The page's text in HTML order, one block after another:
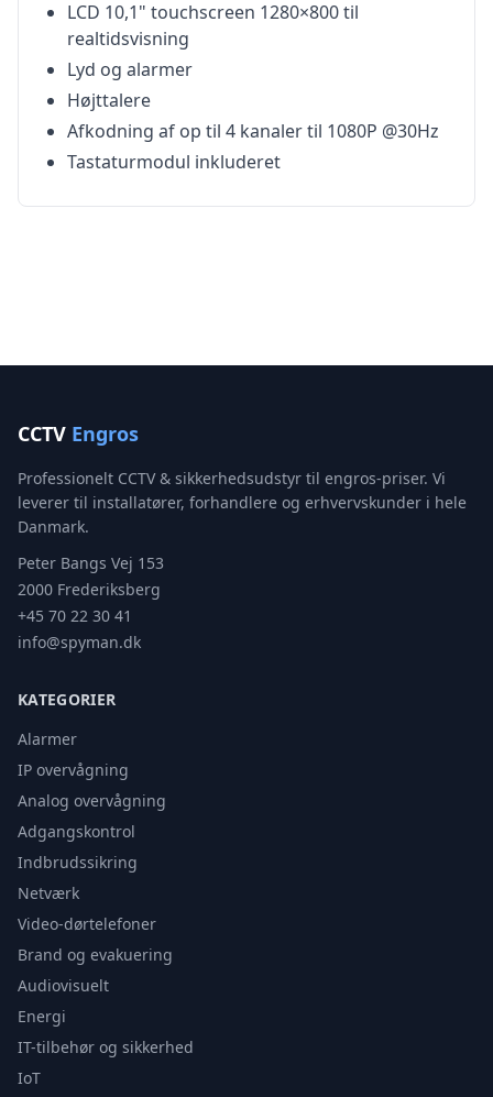
LCD 10,1" touchscreen 1280×800 til
realtidsvisning
Lyd og alarmer
Højttalere
Afkodning af op til 4 kanaler til 1080P @30Hz
Tastaturmodul inkluderet
CCTV Engros
Professionelt CCTV & sikkerhedsudstyr til engros-priser. Vi
leverer til installatører, forhandlere og erhvervskunder i hele
Danmark.
Peter Bangs Vej 153
2000 Frederiksberg
+45 70 22 30 41
info@spyman.dk
KATEGORIER
Alarmer
IP overvågning
Analog overvågning
Adgangskontrol
Indbrudssikring
Netværk
Video-dørtelefoner
Brand og evakuering
Audiovisuelt
Energi
IT-tilbehør og sikkerhed
IoT